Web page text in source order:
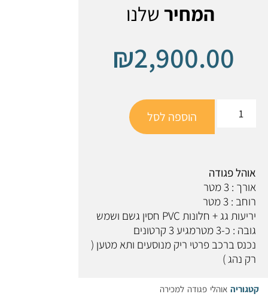
המחיר שלנו
₪2,900.00
הוספה לסל
אוהל פגודה
אורך : 3 מטר
רוחב : 3 מטר
יריעות גג + חלונות PVC חסין גשם ושמש
גובה : כ-3 מטרמגיע 3 קרטונים
נכנס ברכב פרטי ריק מנוסעים ותא מטען (
רק נהג )
קטגוריה אוהלי פגודה למכירה